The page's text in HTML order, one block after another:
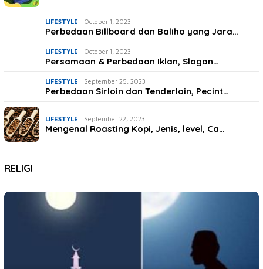
LIFESTYLE October 1, 2023
Perbedaan Billboard dan Baliho yang Jara…
LIFESTYLE October 1, 2023
Persamaan & Perbedaan Iklan, Slogan…
LIFESTYLE September 25, 2023
Perbedaan Sirloin dan Tenderloin, Pecint…
LIFESTYLE September 22, 2023
Mengenal Roasting Kopi, Jenis, level, Ca…
RELIGI
4 Syair Rabiah Al Adawiyah, Bikin Hati G…
5 Keutamaan Membaca Manaqib Siti Khadija…